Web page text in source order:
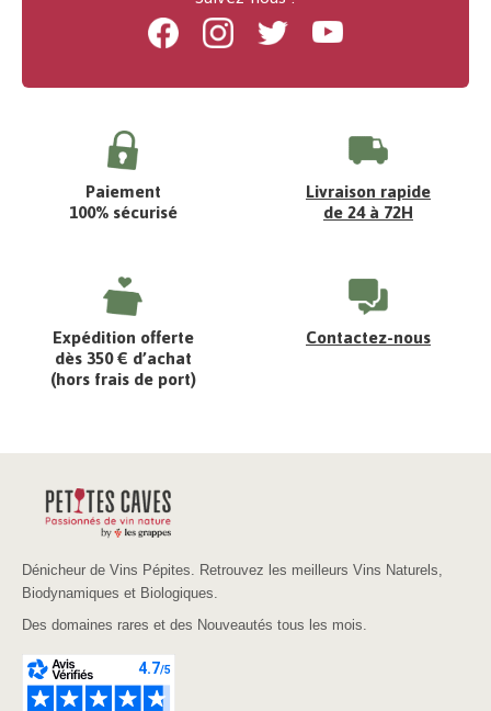
FacebookInstagramTwitter Youtube
Paiement
100% sécurisé
Livraison rapide
de 24 à 72H
Expédition offerte
dès 350 € d’achat
(hors frais de port)
Contactez-nous
Dénicheur de Vins Pépites. Retrouvez les meilleurs Vins Naturels,
Biodynamiques et Biologiques.
Des domaines rares et des Nouveautés tous les mois.